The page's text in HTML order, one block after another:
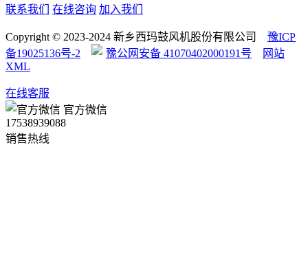
联系我们
在线咨询 加入我们
Copyright © 2023-2024 新乡西玛鼓风机股份有限公司
豫ICP
备19025136号-2
豫公网安备 41070402000191号
网站
XML
在线客服
官方微信
17538939088
销售热线